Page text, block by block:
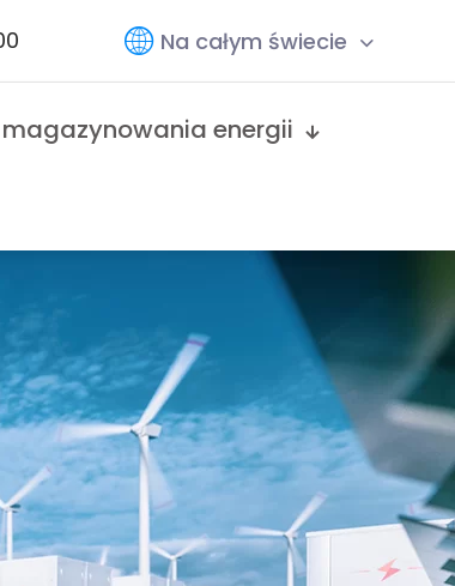
Na całym świecie
energii